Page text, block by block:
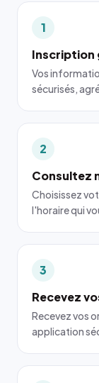
1
Inscription
Vos
sécurisés,
2
Consultez
Choisissez
l'horaire qui
3
Recevez
Recevez vos
application